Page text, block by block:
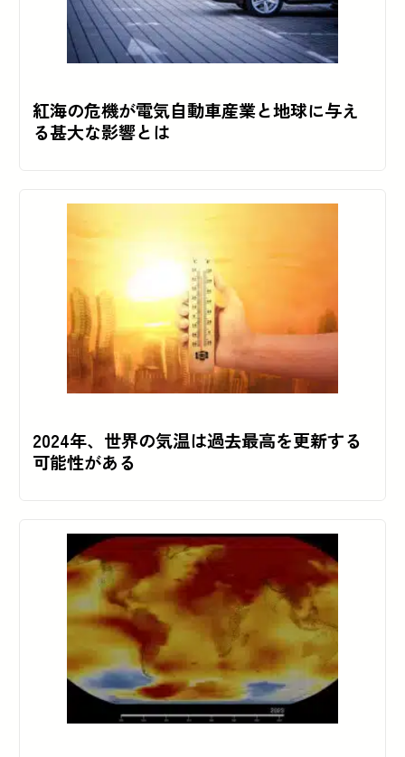
紅海の危機が電気自動車産業と地球に与え
る甚大な影響とは
2024年、世界の気温は過去最高を更新する
可能性がある